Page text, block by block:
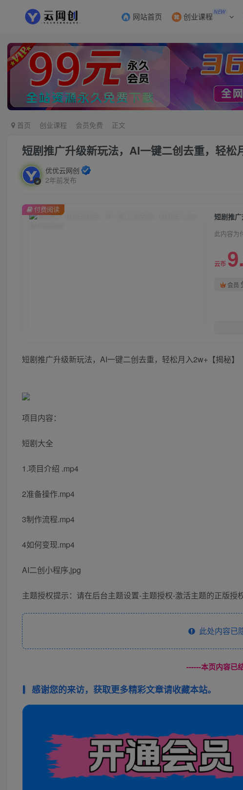
网站首页 创业课程 NEW
首页 创业课程 会员免费 正文
短剧推广升级新玩法，AI一键二创去重，轻松
优优云网创
2年前发布
短剧推
此内容为
云币
会员
付费阅读
短剧推广升级新玩法，AI一键二创去重，轻松月入2w+【揭秘】
项目内容：
短剧大全
1.项目介绍 .mp4
2准备操作.mp4
3制作流程.mp4
4如何变现.mp4
AI二创小程序,jpg
主题授权提示：请在后台主题设置-主题授权-激活主题的正版授
此处内容已
------本页内容已
感谢您的来访，获取更多精彩文章请收藏本站。